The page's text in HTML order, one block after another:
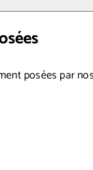
posées par